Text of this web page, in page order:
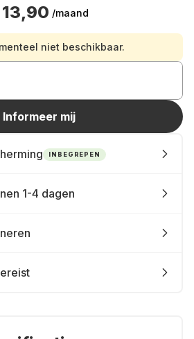
/maand
niet beschikbaar.
Informeer mij
INBEGREPEN
1-4 dagen